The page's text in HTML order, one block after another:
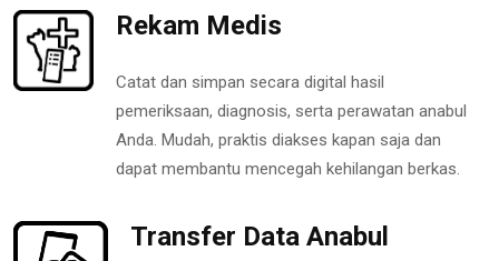
Rekam Medis
Catat dan simpan secara digital hasil
pemeriksaan, diagnosis, serta perawatan anabul
Anda. Mudah, praktis diakses kapan saja dan
dapat membantu mencegah kehilangan berkas.
Transfer Data Anabul